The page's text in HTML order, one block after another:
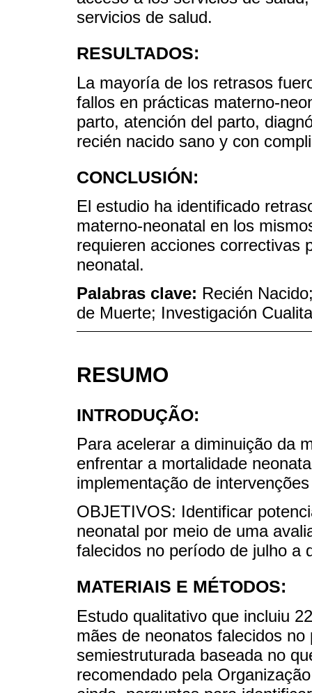
servicios de salud.
RESULTADOS:
La mayoría de los retrasos
fallos en prácticas materno-
parto, atención del parto,
recién nacido sano y con
CONCLUSIÓN:
El estudio ha identificado
materno-neonatal en los
requieren acciones correctivas
neonatal.
Palabras clave: Recién
de Muerte; Investigación
RESUMO
INTRODUÇÃO:
Para acelerar a diminuição da
enfrentar a mortalidade
implementação de
OBJETIVOS: Identificar
neonatal por meio de uma
falecidos no período de julho a
MATERIAIS E MÉTODOS:
Estudo qualitativo que incluiu
mães de neonatos falecidos
semiestruturada baseada no
recomendado pela